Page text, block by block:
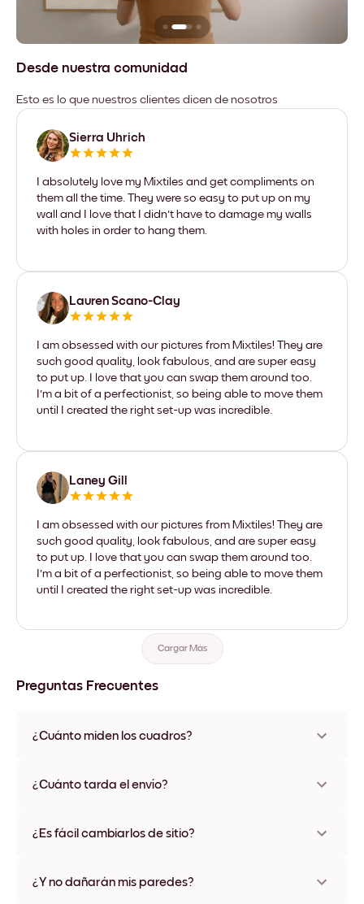
Desde nuestra comunidad
Esto es lo que nuestros clientes dicen de nosotros
Sierra Uhrich
I absolutely love my Mixtiles and get compliments on
them all the time. They were so easy to put up on my
wall and I love that I didn't have to damage my walls
with holes in order to hang them.
Lauren Scano-Clay
I am obsessed with our pictures from Mixtiles! They are
such good quality, look fabulous, and are super easy
to put up. I love that you can swap them around too.
I'm a bit of a perfectionist, so being able to move them
until I created the right set-up was incredible.
Laney Gill
I am obsessed with our pictures from Mixtiles! They are
such good quality, look fabulous, and are super easy
to put up. I love that you can swap them around too.
I'm a bit of a perfectionist, so being able to move them
until I created the right set-up was incredible.
Cargar Más
Preguntas Frecuentes
¿Cuánto miden los cuadros?
varios materiales y colores de marco, incluidas opciones sin
¿Cuánto tarda el envío?
disponibles en algunos países. Te enviaremos un número de
¿Es fácil cambiarlos de sitio?
ningún daño
¿Y no dañarán mis paredes?